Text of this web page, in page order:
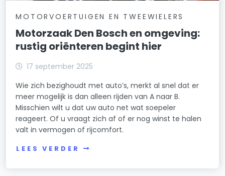
MOTORVOERTUIGEN EN TWEEWIELERS
Motorzaak Den Bosch en omgeving:
rustig oriënteren begint hier
17 september 2025
Wie zich bezighoudt met auto’s, merkt al snel dat er
meer mogelijk is dan alleen rijden van A naar B.
Misschien wilt u dat uw auto net wat soepeler
reageert. Of u vraagt zich af of er nog winst te halen
valt in vermogen of rijcomfort.
LEES VERDER